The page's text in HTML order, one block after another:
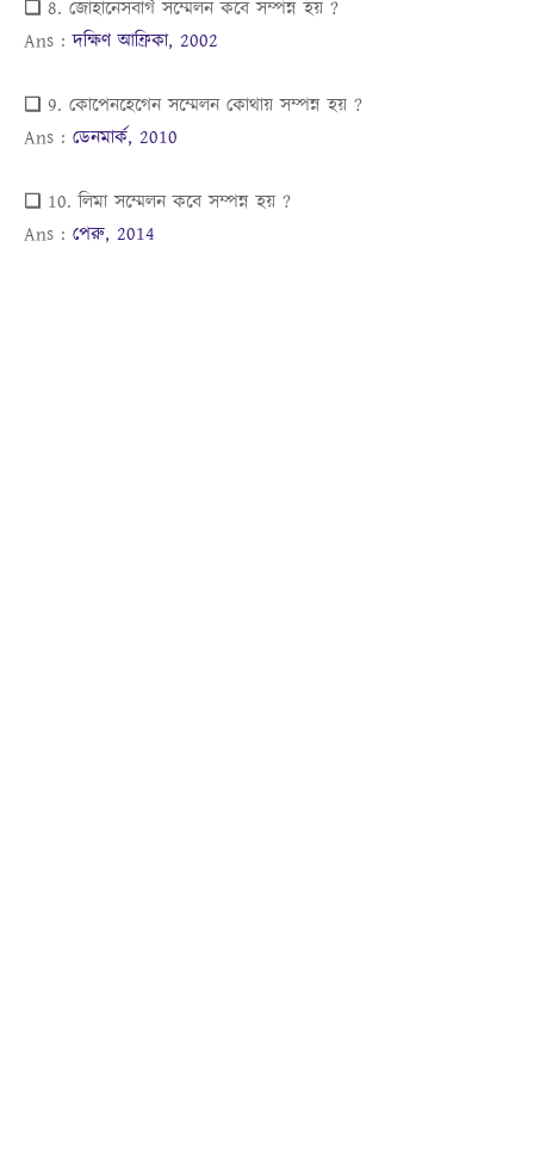
❏ 8. জোহানেসবার্গ সম্মেলন কবে সম্পন্ন হয় ?
Ans :দক্ষিণ আফ্রিকা, 2002
❏ 9. কোপেনহেগেন সম্মেলন কোথায় সম্পন্ন হয় ?
Ans : ডেনমার্ক, 2010
❏ 10. লিমা সম্মেলন কবে সম্পন্ন হয় ?
Ans : পেরু, 2014